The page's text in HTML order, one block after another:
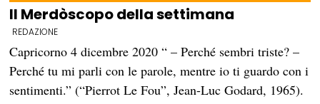
Il Merdòscopo della settimana
REDAZIONE
Capricorno 4 dicembre 2020 “ – Perché sembri triste? –
Perché tu mi parli con le parole, mentre io ti guardo con i
sentimenti.” (“Pierrot Le Fou”, Jean-Luc Godard, 1965).